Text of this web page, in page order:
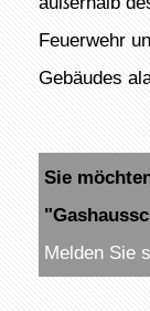
Feuerwehr
Gebäudes
Sie
Melden Sie